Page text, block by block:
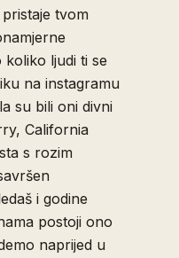
tvom
koliko ljudi ti se
na instagramu
su bili oni divni
California
s rozim
i godine
postoji ono
naprijed u